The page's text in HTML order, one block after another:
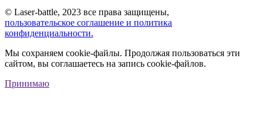
© Laser-battle, 2023 все права защищены,
пользовательское соглашение и политика
конфиденциальности.
Мы сохраняем cookie-файлы. Продолжая пользоваться эти
сайтом, вы соглашаетесь на запись cookie-файлов.
Принимаю